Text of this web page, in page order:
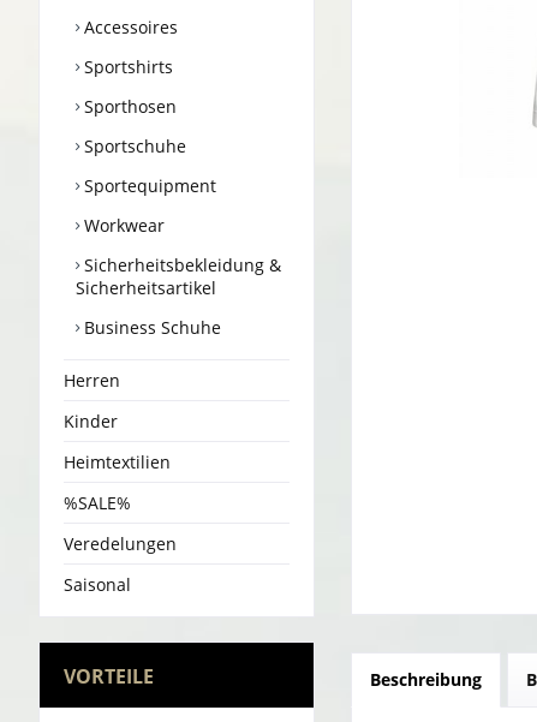
Accessoires
Sportshirts
Sporthosen
Sportschuhe
Sportequipment
Workwear
Sicherheitsbekleidung &
Sicherheitsartikel
Business Schuhe
Herren
Kinder
Heimtextilien
%SALE%
Veredelungen
Saisonal
VORTEILE Beschreibung